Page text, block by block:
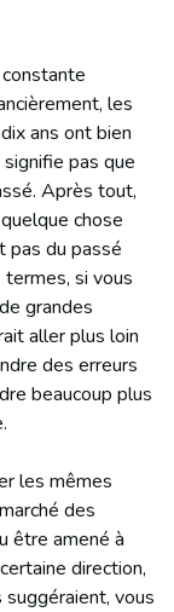
les
ans ont bien
pas que
Après tout,
chose
pas du passé
termes, si vous
grandes
aller plus loin
des erreurs
beaucoup plus
les mêmes
des
être amené à
direction,
vous